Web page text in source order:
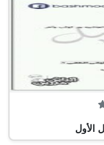
0 من 5 (0 تصويت)
الأول